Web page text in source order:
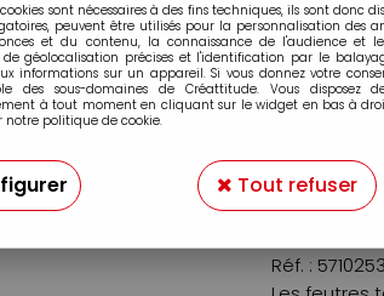
2,99
Réf. :
sont nécessaires à des fins techniques, ils sont donc
peuvent être utilisés pour la personnalisation des
et du contenu, la connaissance de l'audience et
de géolocalisation précises et l'identification par le
informations sur un appareil. Si vous donnez votre
des sous-domaines de Créattitude. Vous
à tout moment en cliquant sur le widget en bas à
notre politique de cookie.
Tout refuser